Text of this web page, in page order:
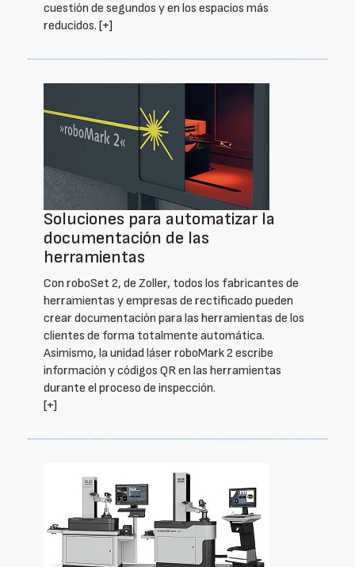
cuestión de segundos y en los espacios más
reducidos. [+]
Soluciones para automatizar la
documentación de las
herramientas
Con roboSet 2, de Zoller, todos los fabricantes de
herramientas y empresas de rectificado pueden
crear documentación para las herramientas de los
clientes de forma totalmente automática.
Asimismo, la unidad láser roboMark 2 escribe
información y códigos QR en las herramientas
durante el proceso de inspección.
[+]